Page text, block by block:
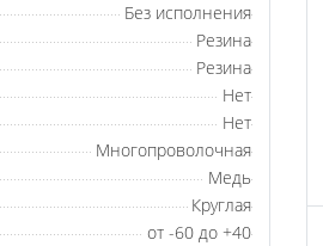
Без исполнения
Резина
Резина
Нет
Нет
Многопроволочная
Медь
Круглая
от -60 до +40